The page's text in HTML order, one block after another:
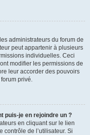
administrateurs du forum de
peut appartenir à plusieurs
individuelles. Ceci
modifier les permissions de
leur accorder des pouvoirs
privé.
puis-je en rejoindre un ?
en cliquant sur le lien
contrôle de l’utilisateur. Si